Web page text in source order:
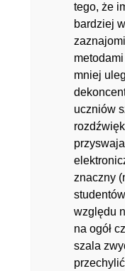
tego, że
bardziej
mniej
uczniów
znaczny
względu
na ogół
szala